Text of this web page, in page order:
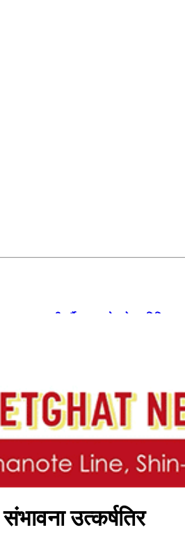
उत्कर्षतिर